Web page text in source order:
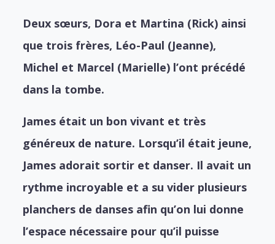
Deux sœurs, Dora et Martina (Rick) ainsi
que trois frères, Léo-Paul (Jeanne),
Michel et Marcel (Marielle) l’ont précédé
dans la tombe.
James était un bon vivant et très
généreux de nature. Lorsqu’il était jeune,
James adorait sortir et danser. Il avait un
rythme incroyable et a su vider plusieurs
planchers de danses afin qu’on lui donne
l’espace nécessaire pour qu’il puisse